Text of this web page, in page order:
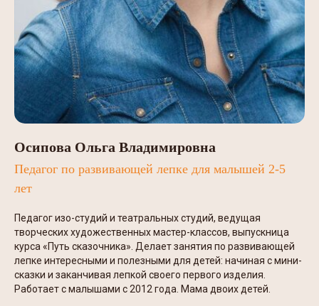
Осипова Ольга Владимировна
Педагог по развивающей лепке для малышей 2-5
лет
Педагог изо-студий и театральных студий, ведущая
творческих художественных мастер-классов, выпускница
курса «Путь сказочника». Делает занятия по развивающей
лепке интересными и полезными для детей: начиная с мини-
сказки и заканчивая лепкой своего первого изделия.
Работает с малышами с 2012 года. Мама двоих детей.